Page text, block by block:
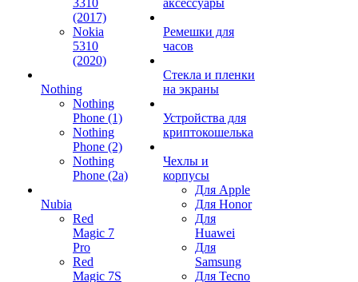
3310
(2017)
Nokia
5310
(2020)
Nothing
Nothing
Phone (1)
Nothing
Phone (2)
Nothing
Phone (2a)
Nubia
Red
Magic 7
Pro
Red
Magic 7S
аксессуары
Ремешки для
часов
Стекла и пленки
на экраны
Устройства для
криптокошелька
Чехлы и
корпусы
Для Apple
Для Honor
Для
Huawei
Для
Samsung
Для Tecno